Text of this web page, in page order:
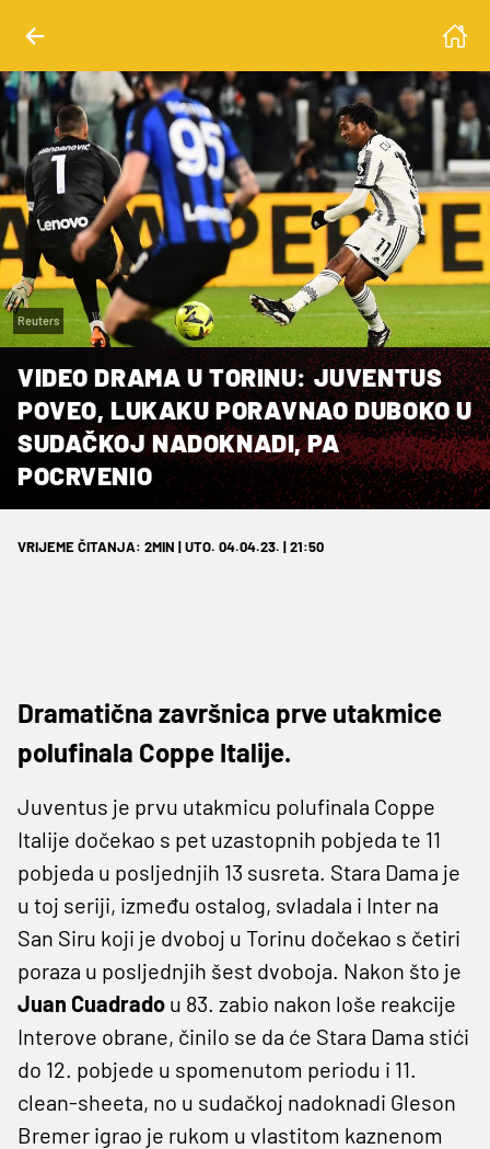
Reuters
VIDEO DRAMA U TORINU: JUVENTUS
POVEO, LUKAKU PORAVNAO DUBOKO U
SUDAČKOJ NADOKNADI, PA
POCRVENIO
VRIJEME ČITANJA: 2MIN | UTO. 04.04.23. | 21:50
Dramatična završnica prve utakmice
polufinala Coppe Italije.
Juventus je prvu utakmicu polufinala Coppe
Italije dočekao s pet uzastopnih pobjeda te 11
pobjeda u posljednjih 13 susreta. Stara Dama je
u toj seriji, između ostalog, svladala i Inter na
San Siru koji je dvoboj u Torinu dočekao s četiri
poraza u posljednjih šest dvoboja. Nakon što je
Juan Cuadrado u 83. zabio nakon loše reakcije
Interove obrane, činilo se da će Stara Dama stići
do 12. pobjede u spomenutom periodu i 11.
clean-sheeta, no u sudačkoj nadoknadi Gleson
Bremer igrao je rukom u vlastitom kaznenom